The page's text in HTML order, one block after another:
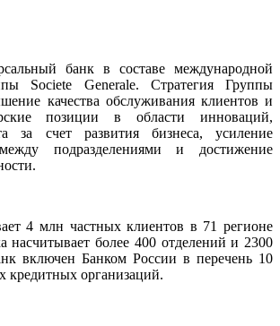
банк в составе международной
Societe Generale. Стратегия Группы
качества обслуживания клиентов и
позиции в области инноваций,
за счет развития бизнеса, усиление
подразделениями и достижение
4 млн частных клиентов в 71 регионе
насчитывает более 400 отделений и 2300
включен Банком России в перечень 10
кредитных организаций.